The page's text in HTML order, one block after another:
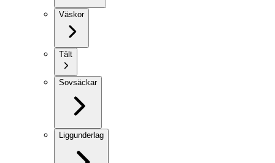
Väskor
Tält
Sovsäckar
Liggunderlag